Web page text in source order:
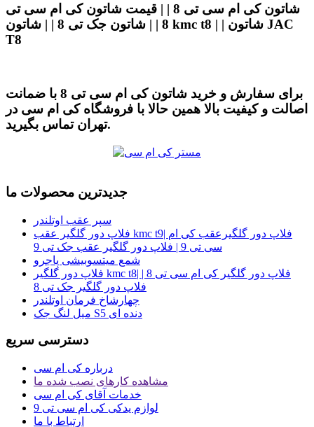
شاتون کی ام سی تی 8 | | قیمت شاتون کی ام سی تی
8 | | شاتون جک تی 8 | | شاتون kmc t8 | | شاتون JAC
T8
برای سفارش و خرید شاتون کی ام سی تی 8 با ضمانت
اصالت و کیفیت بالا همین حالا با فروشگاه کی ام سی در
تهران تماس بگیرید.
جدیدترین محصولات ما
سپر عقب اوتلندر
فلاپ دور گلگیر عقب kmc t9| فلاپ دور گلگیرعقب کی ام
سی تی 9 | فلاپ دور گلگیر عقب جک تی 9
شمع میتسوبیشی پاجرو
فلاپ دور گلگیر kmc t8| فلاپ دور گلگیر کی ام سی تی 8 |
فلاپ دور گلگیر جک تی 8
چهارشاخ فرمان اوتلندر
میل لنگ جک S5 دنده ای
دسترسی سریع
درباره کی ام سی
مشاهده کارهای نصب شده ما
خدمات آقای کی ام سی
لوازم یدکی کی ام سی تی 9
ارتباط با ما